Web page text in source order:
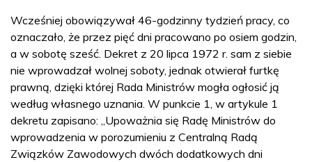
Wcześniej obowiązywał 46-godzinny tydzień pracy, co
oznaczało, że przez pięć dni pracowano po osiem godzin,
a w sobotę sześć. Dekret z 20 lipca 1972 r. sam z siebie
nie wprowadzał wolnej soboty, jednak otwierał furtkę
prawną, dzięki której Rada Ministrów mogła ogłosić ją
według własnego uznania. W punkcie 1, w artykule 1
dekretu zapisano: „Upoważnia się Radę Ministrów do
wprowadzenia w porozumieniu z Centralną Radą
Związków Zawodowych dwóch dodatkowych dni